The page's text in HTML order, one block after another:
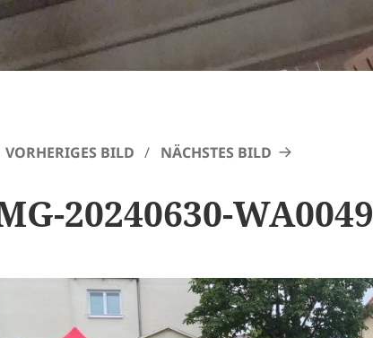
VORHERIGES BILD NÄCHSTES BILD
20240630-WA0049